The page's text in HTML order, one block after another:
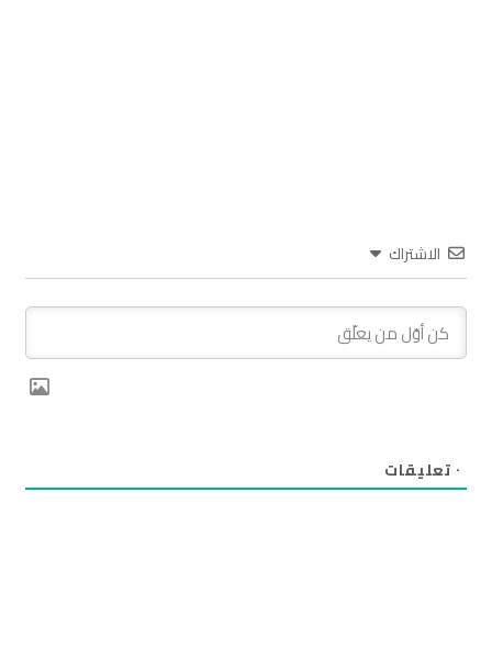
الاشتراك
٠ تعليقات